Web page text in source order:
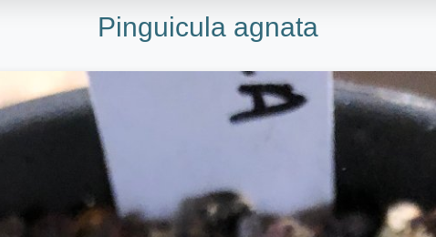
Pinguicula agnata